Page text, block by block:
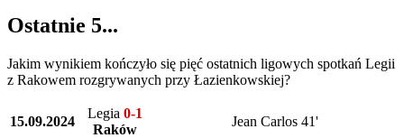
Ostatnie 5...
Jakim wynikiem kończyło się pięć ostatnich ligowych spotkań Legii
z Rakowem rozgrywanych przy Łazienkowskiej?
15.09.2024
Legia 0-1
Raków
Jean Carlos 41'